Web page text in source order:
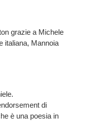
grazie a Michele
italiana, Mannoia
di
è una poesia in